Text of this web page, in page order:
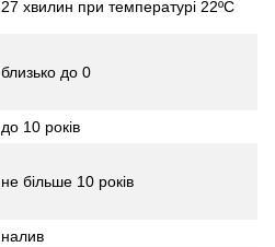
27 хвилин при температурі 22ºC
близько до 0
до 10 років
не більше 10 років
налив